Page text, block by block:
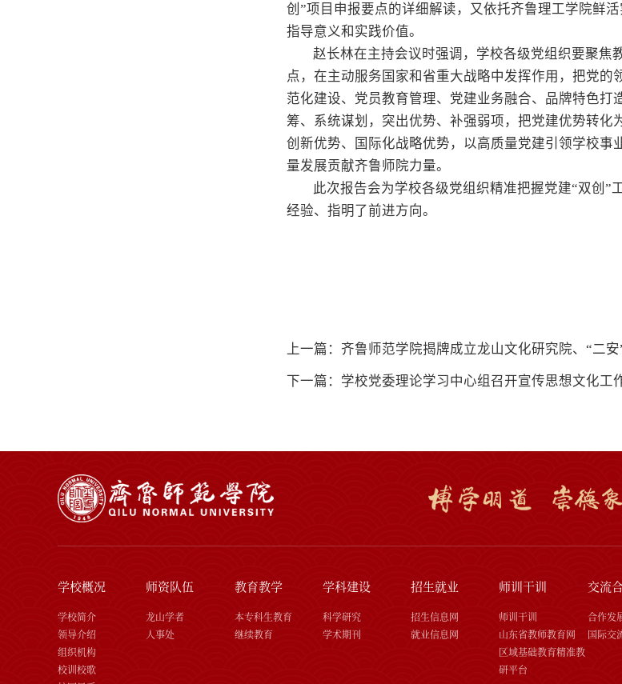
创”项目申报要点的详细解读，又依托齐鲁理工学院鲜
指导意义和实践价值。
赵长林在主持会议时强调，学校各级党组织要聚焦
点，在主动服务国家和省重大战略中发挥作用，把党
范化建设、党员教育管理、党建业务融合、品牌特色
筹、系统谋划，突出优势、补强弱项，把党建优势转
创新优势、国际化战略优势，以高质量党建引领学校
量发展贡献齐鲁师院力量。
此次报告会为学校各级党组织精准把握党建“双创
经验、指明了前进方向。
上一篇：齐鲁师范学院揭牌成立龙山文化研究院、“二
下一篇：学校党委理论学习中心组召开宣传思想文化工
学校概况
学校简介
领导介绍
组织机构
校训校歌
师资队伍
龙山学者
人事处
教育教学
本专科生教育
继续教育
学科建设
科学研究
学术期刊
招生就业
招生信息网
就业信息网
师训干训
师训干训
山东省教师教育网
区域基础教育精准教
研平台
交流
合作发
国际交